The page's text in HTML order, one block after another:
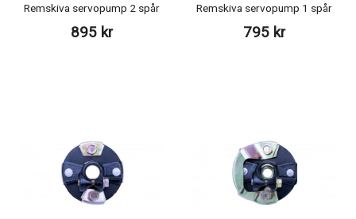
Remskiva servopump 2 spår
895 kr
Remskiva servopump 1 spår
795 kr